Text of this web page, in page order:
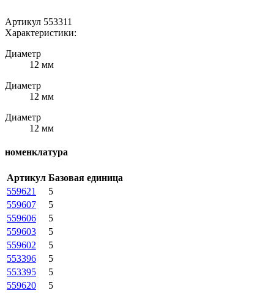
Артикул 553311
Характеристики:
Диаметр
12 мм
Диаметр
12 мм
Диаметр
12 мм
номенклатура
Артикул Базовая единица
559621
5
559607
5
559606
5
559603
5
559602
5
553396
5
553395
5
559620
5